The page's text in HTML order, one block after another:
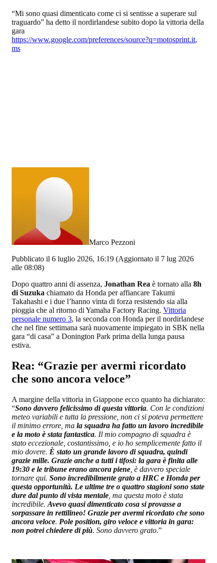
“Mi sono quasi dimenticato come ci si sentisse a superare sul
traguardo” ha detto il nordirlandese subito dopo la vittoria della
gara
https://www.google.com/preferences/source?q=motosprint.it,
ms
Marco Pezzoni
Pubblicato il 6 luglio 2026, 16:19 (Aggiornato il 7 lug 2026
alle 08:08)
Dopo quattro anni di assenza, Jonathan Rea è tornato alla 8h
di Suzuka chiamato da Honda per affiancare Takumi
Takahashi e i due l’hanno vinta di forza resistendo sia alla
pioggia che al ritorno di Yamaha Factory Racing. Vittoria
personale numero 3, la seconda con Honda per il nordirlandese
che nel fine settimana sarà nuovamente impiegato in SBK nella
gara “di casa” a Donington Park prima della lunga pausa
estiva.
Rea: “Grazie per avermi ricordato
che sono ancora veloce”
A margine della vittoria in Giappone ecco quanto ha dichiarato:
“Sono davvero felicissimo di questa vittoria. Con le condizioni
meteo variabili e tutta la pressione, non ci si poteva permettere
il minimo errore, ma la squadra ha fatto un lavoro incredibile
e la moto è stata fantastica. Il mio compagno di squadra è
stato eccezionale, costantissimo, e io ho semplicemente fatto il
mio dovere. È stato un grande lavoro di squadra, quindi
grazie mille. Grazie anche a tutti i tifosi: la gara è finita alle
19:30 e le tribune erano ancora piene , è davvero speciale
tornare qui. Sono incredibilmente grato a HRC e Honda per
questa opportunità. Le ultime tre o quattro stagioni sono state
dure dal punto di vista mentale , ma questa moto è stata
incredibile. Avevo quasi dimenticato cosa si provasse a
sorpassare in rettilineo! Grazie per avermi ricordato che sono
ancora veloce. Pole position, giro veloce e vittoria in gara:
non potrei chiedere di più. Sono davvero grato.”